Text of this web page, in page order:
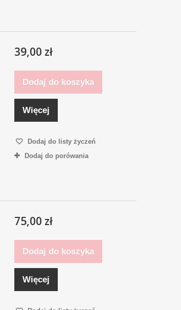
39,00 zł
Dodaj do koszyka
Więcej
Dodaj do listy życzeń
Dodaj do porówania
75,00 zł
Dodaj do koszyka
Więcej